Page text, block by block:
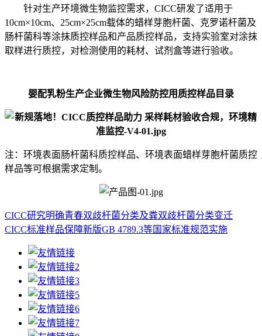
针对生产环境微生物监控需求，CICC研发了适用于
10cm×10cm、25cm×25cm载体的蜡样芽胞杆菌、克罗诺杆菌及
肠杆菌科等涂抹质控样品和产品质控样品，支持实验室对涂抹
取样进行质控，对检测使用的耗材、试剂盒等进行验收。
婴配乳粉生产企业微生物风险防控用质控样品目录
注：环境表面肠杆菌科质控样品、环境表面蜡样芽胞杆菌质控
样品等可根据需求定制。
CICC研究明确青春双歧杆菌分类及粪双歧杆菌分类变迁
CICC标准样品保障新版GB 4789.3等国家标准规范实施